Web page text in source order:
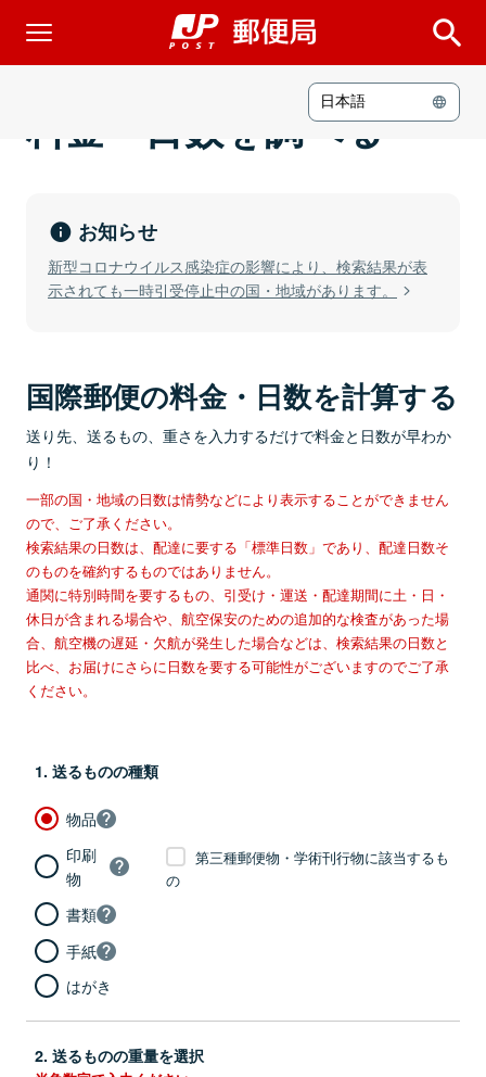
日本語
料金・日数を調べる
お知らせ
新型コロナウイルス感染症の影響により、検索結果が表
示されても一時引受停止中の国・地域があります。
国際郵便の料金・日数を計算する
送り先、送るもの、重さを入力するだけで料金と日数が早わか
り！
一部の国・地域の日数は情勢などにより表示することができません
ので、ご了承ください。
検索結果の日数は、配達に要する「標準日数」であり、配達日数そ
のものを確約するものではありません。
通関に特別時間を要するもの、引受け・運送・配達期間に土・日・
休日が含まれる場合や、航空保安のための追加的な検査があった場
合、航空機の遅延・欠航が発生した場合などは、検索結果の日数と
比べ、お届けにさらに日数を要する可能性がございますのでご了承
ください。
1. 送るものの種類
物品
印刷
物
第三種郵便物・学術刊行物に該当するも
の
書類
手紙
はがき
2. 送るものの重量を選択